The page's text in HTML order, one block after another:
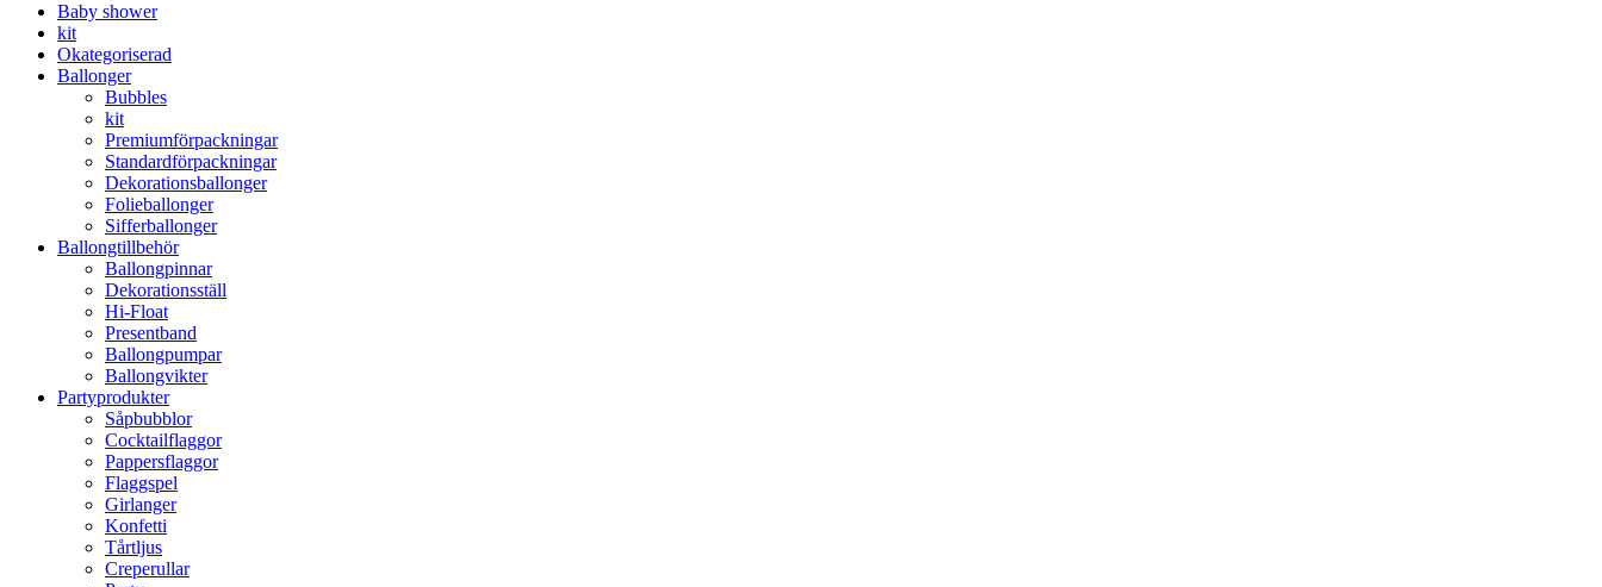
Baby shower
kit
Okategoriserad
Ballonger
Bubbles
kit
Premium­förpackningar
Standard­­förpackningar
Dekorations­ballonger
Folie­­­ballonger
Siffer­­ballonger
Ballong­tillbehör
Ballongpinnar
Dekorationsställ
Hi-Float
Presentband
Ballongpumpar
Ballong­vikter
Party­­produkter
Såpbubblor
Cocktail­flaggor
Pappers­flaggor
Flaggspel
Girlanger
Konfetti
Tårtljus
Creperullar